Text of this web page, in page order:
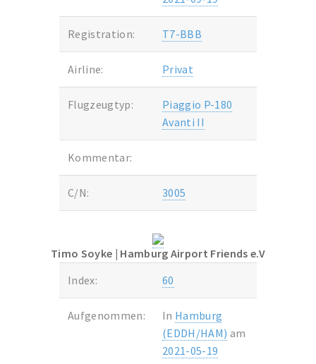
Registration: T7-BBB
Airline: Privat
Flugzeugtyp:
Piaggio P-180
Avanti II
Kommentar:
C/N: 3005
Timo Soyke | Hamburg Airport Friends e.V
Index:
60
Aufgenommen: In Hamburg
(EDDH/HAM) am
2021-05-19